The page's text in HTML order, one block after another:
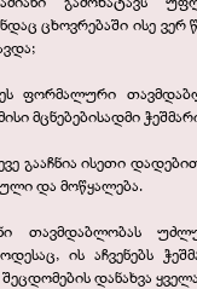
ცხოვრებაში ისე ვერ
ფორმალური
მცნებებისადმი
გააჩნია ისეთი
და მოწყალება.
თავმდაბლობას
ის აჩვენებს
დანახვა